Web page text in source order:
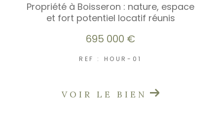
Propriété à Boisseron : nature, espace
et fort potentiel locatif réunis
695 000 €
REF : HOUR-01
VOIR LE BIEN